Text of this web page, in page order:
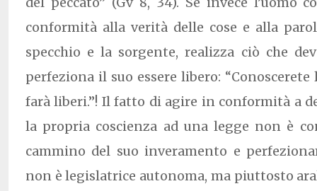
conformità alla verità delle cose e alla
specchio e la sorgente, realizza ciò che
perfeziona il suo essere libero:
farà liberi.”! Il fatto di agire in conformità a
la propria coscienza ad una legge non è
cammino del suo inveramento e
non è legislatrice autonoma, ma piuttosto